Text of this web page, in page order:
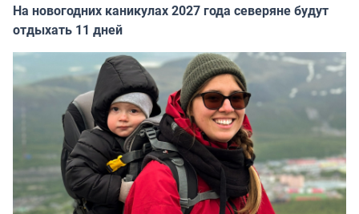
На новогодних каникулах 2027 года северяне будут
отдыхать 11 дней